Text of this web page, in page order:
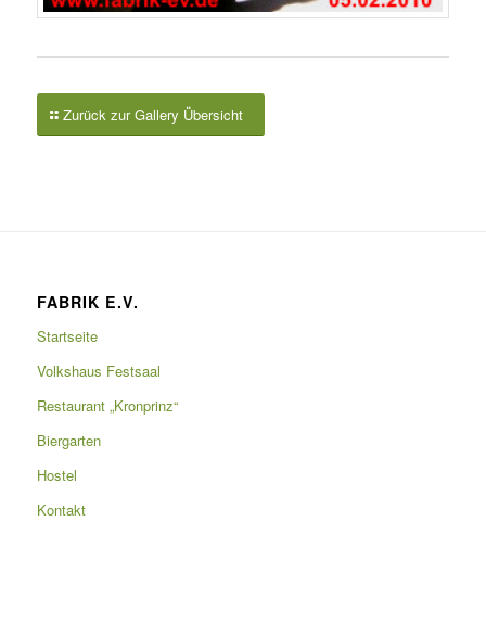
Zurück zur Gallery Übersicht
FABRIK E.V.
Startseite
Volkshaus Festsaal
Restaurant „Kronprinz“
Biergarten
Hostel
Kontakt